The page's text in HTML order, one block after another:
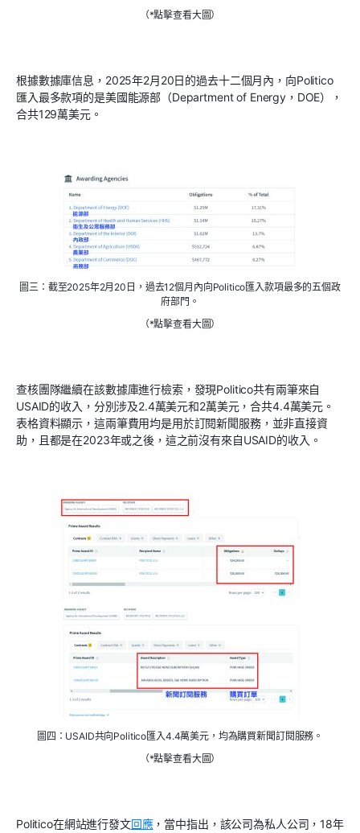
（*點擊查看大圖）
根據數據庫信息，2025年2月20日的過去十二個月內，向Politico
匯入最多款項的是美國能源部（Department of Energy，DOE），
合共129萬美元。
圖三：截至2025年2月20日，過去12個月內向Politico匯入款項最多的五個政
府部門。
（*點擊查看大圖）
查核團隊繼續在該數據庫進行檢索，發現Politico共有兩筆來自
USAID的收入，分別涉及2.4萬美元和2萬美元，合共4.4萬美元。
表格資料顯示，這兩筆費用均是用於訂閱新聞服務，並非直接資
助，且都是在2023年或之後，這之前沒有來自USAID的收入。
圖四：USAID共向Politico匯入4.4萬美元，均為購買新聞訂閱服務。
（*點擊查看大圖）
Politico在網站進行發文回應，當中指出，該公司為私人公司，18年